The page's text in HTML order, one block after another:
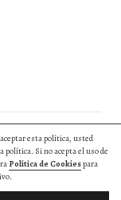
esta política, usted
política. Si no acepta el uso de
Política de Cookiespara
de Privacidad|
Diseño web by